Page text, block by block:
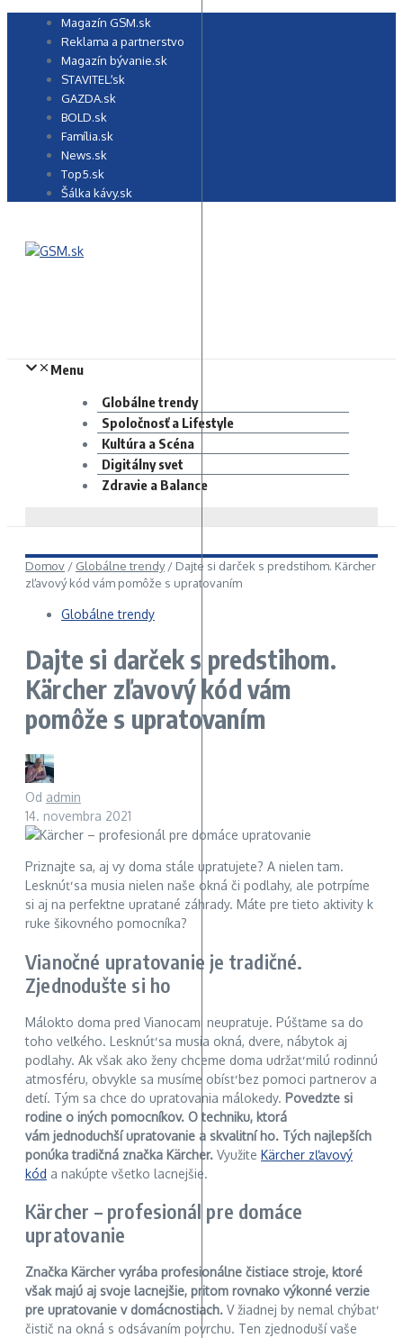
Preskočiť Magazín GSM.sk
Reklama a partnerstvo
Magazín bývanie.sk
STAVITEĽ.sk
GAZDA.sk
BOLD.sk
Família.sk
News.sk
Top5.sk
Šálka kávy.sk
Menu
Globálne trendy
Spoločnosť a Lifestyle
Kultúra a Scéna
Digitálny svet
Zdravie a Balance
Domov / Globálne trendy/ Dajte si darček s predstihom. Kärcher
zľavový kód vám pomôže s upratovaním
Globálne trendy
Dajte si darček s predstihom.
Kärcher zľavový kód vám
pomôže s upratovaním
Od admin
14. novembra 2021
Priznajte sa, aj vy doma stále upratujete? A nielen tam.
Lesknúť sa musia nielen naše okná či podlahy, ale potrpíme
si aj na perfektne upratané záhrady. Máte pre tieto aktivity k
ruke šikovného pomocníka?
Vianočné upratovanie je tradičné.
Zjednodušte si ho
Málokto doma pred Vianocami neupratuje. Púšťame sa do
toho veľkého. Lesknúť sa musia okná, dvere, nábytok aj
podlahy. Ak však ako ženy chceme doma udržať milú rodinnú
atmosféru, obvykle sa musíme obísť bez pomoci partnerov a
detí. Tým sa chce do upratovania málokedy. Povedzte si
rodine o iných pomocníkov. O techniku, ktorá
vám jednoduchší upratovanie a skvalitní ho. Tých najlepších
ponúka tradičná značka Kärcher. Využite Kärcher zľavový
kód a nakúpte všetko lacnejšie.
Kärcher – profesionál pre domáce
upratovanie
Značka Kärcher vyrába profesionálne čistiace stroje, ktoré
však majú aj svoje lacnejšie, pritom rovnako výkonné verzie
pre upratovanie v domácnostiach. V žiadnej by nemal chýbať
čistič na okná s odsávaním povrchu. Ten zjednoduší vaše